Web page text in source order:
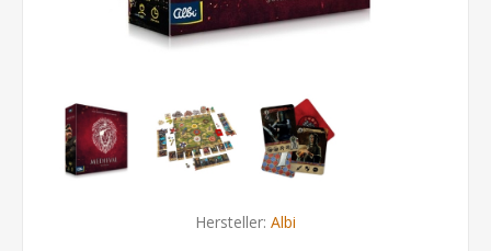
Hersteller: Albi